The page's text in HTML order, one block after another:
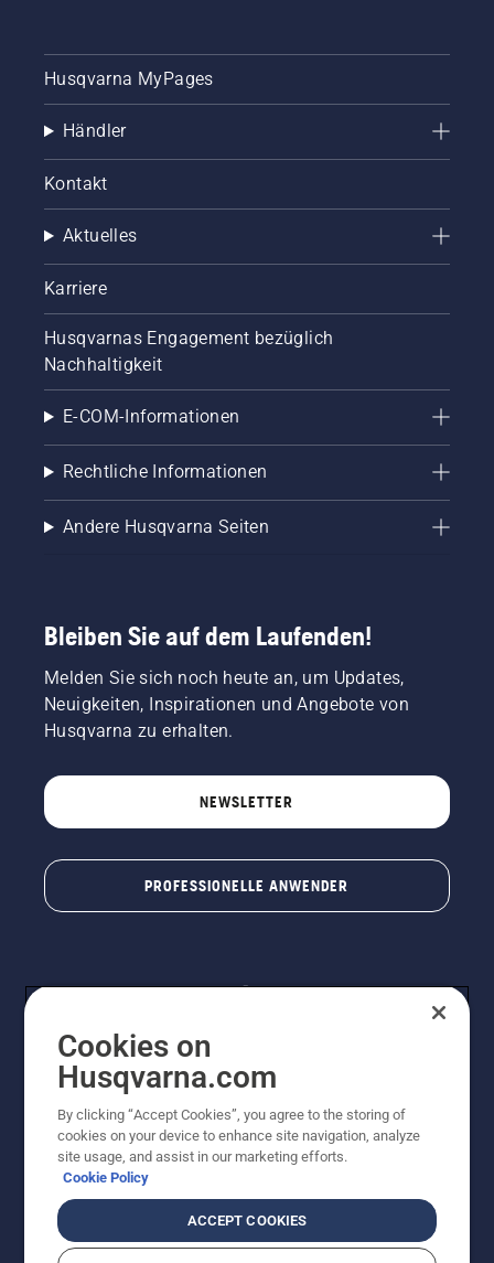
Husqvarna MyPages
Händler
Kontakt
Aktuelles
Karriere
Husqvarnas Engagement bezüglich
Nachhaltigkeit
E-COM-Informationen
Rechtliche Informationen
Andere Husqvarna Seiten
Bleiben Sie auf dem Laufenden!
Melden Sie sich noch heute an, um Updates,
Neuigkeiten, Inspirationen und Angebote von
Husqvarna zu erhalten.
NEWSLETTER
PROFESSIONELLE ANWENDER
© Husqvarna® AB (publ). Alle Rechte vorbehalten. Die
Preisangaben sind unverbindliche Preisempfehlungen
von Husqvarna Schweiz AG an den teilnehmenden
Fachhandel, Preise in CHF inklusive 8,1% MWST und
unverbindliche Preisempfehlungen (inkl. MwSt), es sei
denn sie sind für den direkten Kauf verfügbar.
Cookies on
Husqvarna.com
By clicking “Accept Cookies”, you agree to the storing of
cookies on your device to enhance site navigation, analyze
site usage, and assist in our marketing efforts.
Cookie Policy
ACCEPT COOKIES